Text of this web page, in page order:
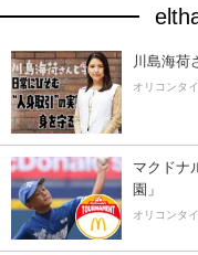
川島海荷
オリコンタ
マクドナ
園」
オリコンタ